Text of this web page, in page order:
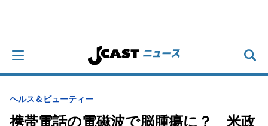
ヘルス＆ビューティー
携帯電話の電磁波で脳腫瘍に？ 米政